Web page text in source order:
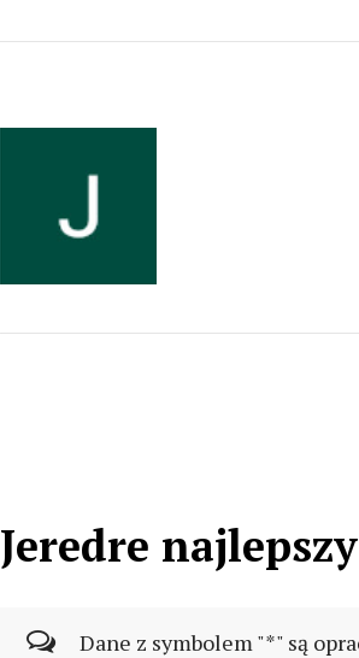
Jeredre
Dane z symbolem "*" są